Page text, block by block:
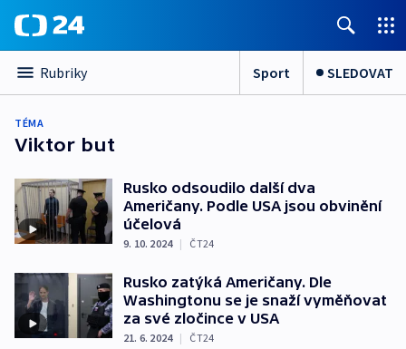
Rubriky Sport SLEDOVAT
TÉMA
Viktor but
Rusko odsoudilo další dva
Američany. Podle USA jsou obvinění
účelová
9. 10. 2024 | ČT24
Rusko zatýká Američany. Dle
Washingtonu se je snaží vyměňovat
za své zločince v USA
21. 6. 2024 | ČT24